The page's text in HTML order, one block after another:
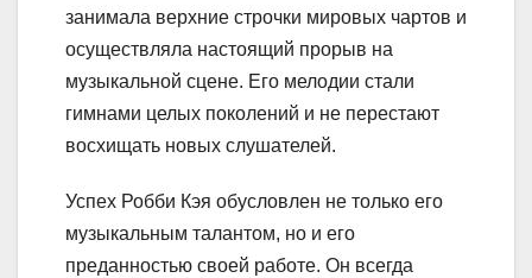
занимала верхние строчки мировых чартов и
осуществляла настоящий прорыв на
музыкальной сцене. Его мелодии стали
гимнами целых поколений и не перестают
восхищать новых слушателей.
Успех Робби Кэя обусловлен не только его
музыкальным талантом, но и его
преданностью своей работе. Он всегда